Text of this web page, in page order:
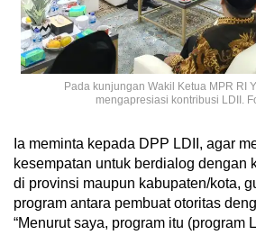
Pada kunjungan Wakil Ketua MPR RI
mengapresiasi kontribusi LDII.
Ia meminta kepada DPP LDII, agar
kesempatan untuk berdialog dengan
di provinsi maupun kabupaten/kota,
program antara pembuat otoritas
“Menurut saya, program itu (program